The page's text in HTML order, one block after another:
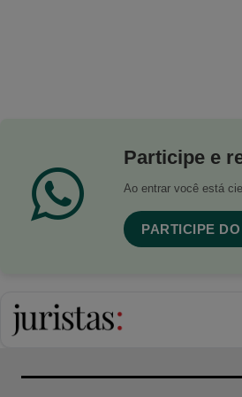
Participe e
Ao entrar você está
PARTICIPE